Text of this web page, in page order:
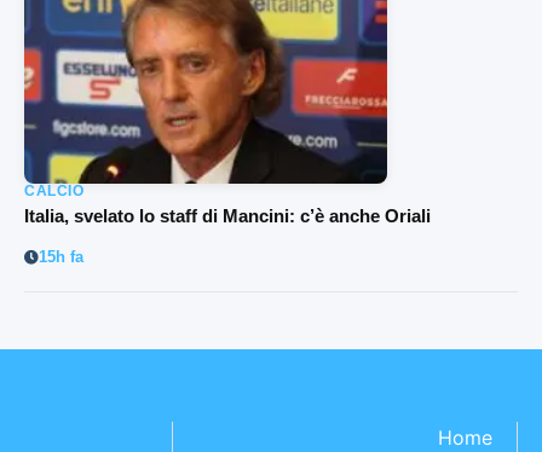
CALCIO
Italia, svelato lo staff di Mancini: c’è anche Oriali
15h fa
Home